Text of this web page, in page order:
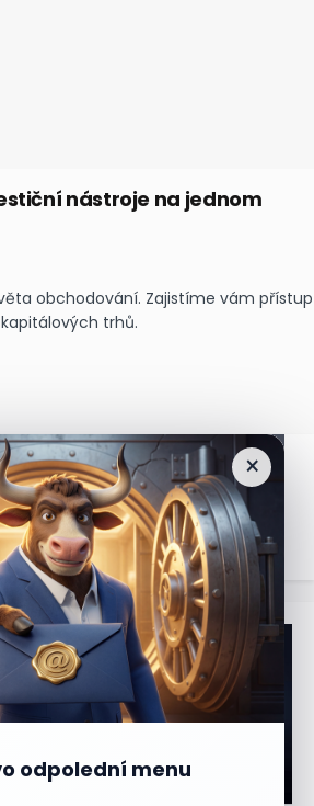
nástroje na jednom
obchodování. Zajistíme vám přístup
trhů.
×
odpolední menu
zprávy